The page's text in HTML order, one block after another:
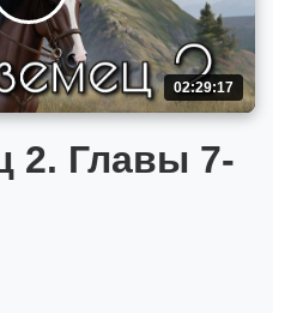
02:29:17
2. Главы 7-